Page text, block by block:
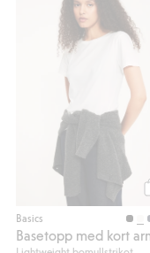
Basics
Basetopp med kort